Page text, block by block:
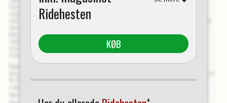
Ridehesten
KØB
+